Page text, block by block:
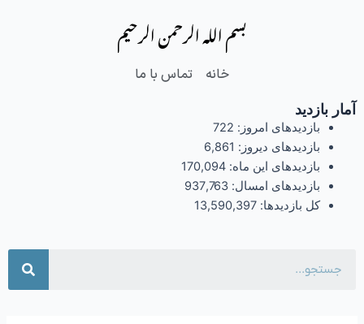
بسم الله الرحمن الرحیم
خانه تماس با ما
آمار بازدید
بازدیدهای امروز: 722
بازدیدهای دیروز: 6,861
بازدیدهای این ماه: 170,094
بازدیدهای امسال: 937,763
کل بازدیدها: 13,590,397